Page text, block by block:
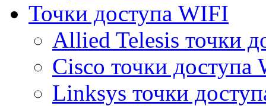
Точки доступа WIFI
Allied Telesis точки
Cisco точки доступа
Linksys точки